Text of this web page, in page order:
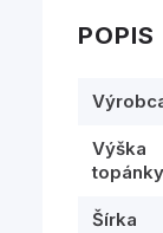
POPIS
Výška
Šírka